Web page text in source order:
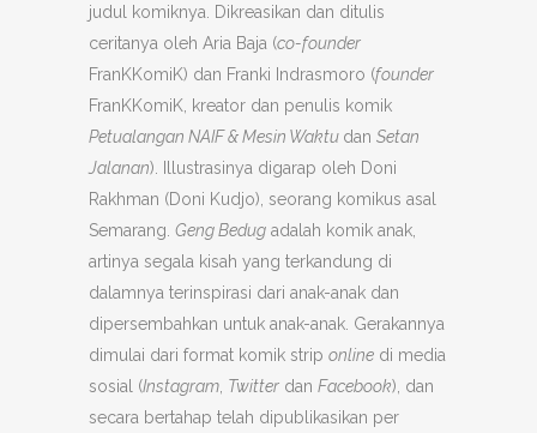
judul komiknya. Dikreasikan dan ditulis
ceritanya oleh Aria Baja (co-founder
FranKKomiK) dan Franki Indrasmoro (founder
FranKKomiK, kreator dan penulis komik
Petualangan NAIF & Mesin Waktu dan Setan
Jalanan). Illustrasinya digarap oleh Doni
Rakhman (Doni Kudjo), seorang komikus asal
Semarang. Geng Bedug adalah komik anak,
artinya segala kisah yang terkandung di
dalamnya terinspirasi dari anak-anak dan
dipersembahkan untuk anak-anak. Gerakannya
dimulai dari format komik strip online di media
sosial (Instagram Twitter dan Facebook), dan
secara bertahap telah dipublikasikan per